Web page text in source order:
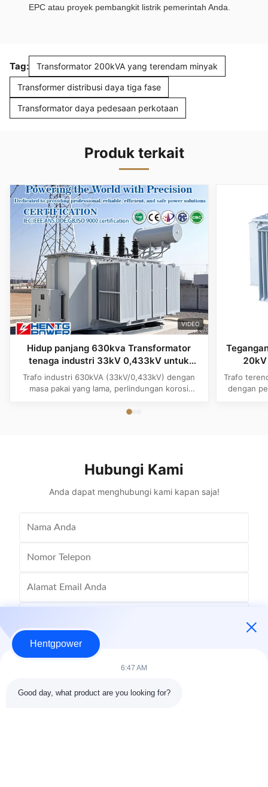
EPC atau proyek pembangkit listrik pemerintah Anda.
Tag: Transformator 200kVA yang terendam minyak
Transformer distribusi daya tiga fase
Transformator daya pedesaan perkotaan
Produk terkait
VIDEO
Hidup panjang 630kva Transformator
tenaga industri 33kV 0,433kV untuk
Afrika Taman industri
Trafo industri 630kVA (33kV/0,433kV) dengan
masa pakai yang lama, perlindungan korosi
disesuaikan. Ideal untuk kawasan industri Afrika
Trafo
dengan
Hubungi Kami
Anda dapat menghubungi kami kapan saja!
Hentgpower
6:47 AM
Good day, what product are you looking for?